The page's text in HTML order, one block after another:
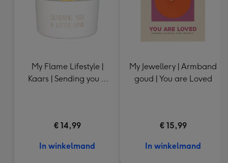
My Flame Lifestyle |
Kaars | Sending you a
€ 14,99
In winkelmand
My Jewellery | Armband
goud | You are Loved
€ 15,99
In winkelmand